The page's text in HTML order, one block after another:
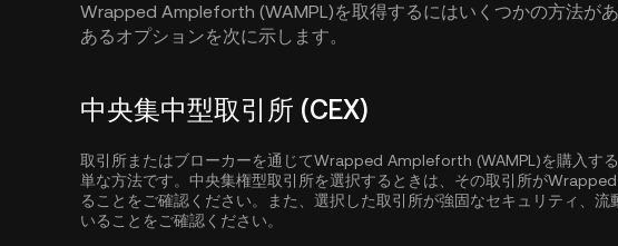
Wrapped Ampleforth (WAMPL)を取得するにはいくつかの方法が
あるオプションを次に示します。
中央集中型取引所 (CEX)
取引所またはブローカーを通じてWrapped Ampleforth (WAMPL)を購入す
単な方法です。中央集権型取引所を選択するときは、その取引所が
ることをご確認ください。また、選択した取引所が強固なセキュリティ、
いることをご確認ください。